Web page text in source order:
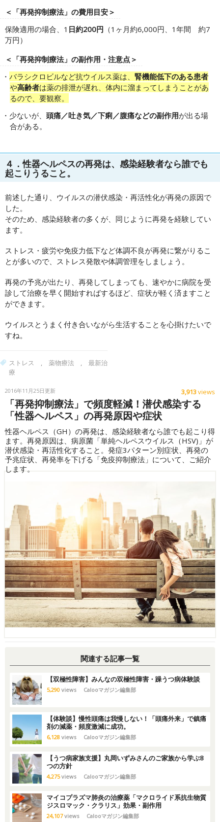
3,913views
2016年11月25日更新
「再発抑制療法」で頻度軽減！潜伏感染する
「性器ヘルペス」の再発原因や症状
性器ヘルペス（GH）の再発は、感染経験者なら誰でも起こり得
ます。再発原因は、病原菌「単純ヘルペスウイルス（HSV)」が
潜伏感染・再活性化すること。発症3パターン別症状、再発の
予兆症状、再発率を下げる「免疫抑制療法」について、ご紹介
します。
＜「再発抑制療法」の費用目安＞
保険適用の場合、1 日約200円 （1ヶ月約6,000円、1年間 約7
万円）
＜「再発抑制療法」の副作用・注意点＞
バラシクロビルなど抗ウイルス薬は、 腎機能低下のある患者
や高齢者は薬の排泄が遅れ、体内に溜まってしまうことがあ
るので、要観察。
少ないが、 頭痛／吐き気／下痢／腹痛などの副作用が出る場
合がある。
４．性器ヘルペスの再発は、感染経験者なら誰でも
起こりうること。
前述した通り、ウイルスの潜伏感染・再活性化が再発の原因で
した。
そのため、感染経験者の多くが、同じように再発を経験してい
ます。
ストレス・疲労や免疫力低下など体調不良が再発に繋がりるこ
とが多いので、ストレス発散や体調管理をしましょう。
再発の予兆が出たり、再発してしまっても、速やかに病院を受
診して治療を早く開始すればするほど、症状が軽く済ますこと
ができます。
ウイルスとうまく付き合いながら生活することを心掛けたいで
すね。
ストレス , 薬物療法 , 最新治
療
関連する記事一覧
【双極性障害】みんなの双極性障害・躁うつ病体験談
5,290 views Calooマガジン編集部
【体験談】慢性頭痛は我慢しない！「頭痛外来」で鎮痛
剤の減薬・頻度激減に成功。
6,128 views Calooマガジン編集部
【うつ病家族支援】丸岡いずみさんのご家族から学ぶ8
つの方針
4,275 views Calooマガジン編集部
マイコプラズマ肺炎の治療薬「マクロライド系抗生物質
ジスロマック・クラリス」効果・副作用
24,107 views Calooマガジン編集部